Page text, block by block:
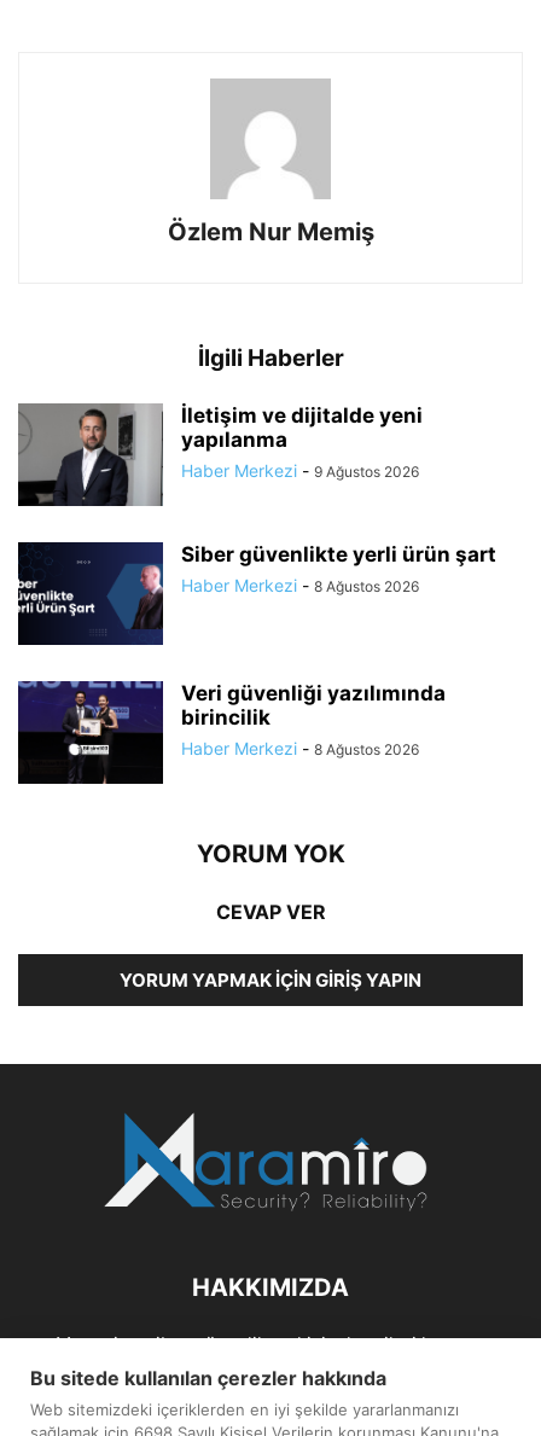
Özlem Nur Memiş
İlgili Haberler
İletişim ve dijitalde yeni
yapılanma
Haber Merkezi - 9 Ağustos 2026
Siber güvenlikte yerli ürün şart
Haber Merkezi - 8 Ağustos 2026
Veri güvenliği yazılımında
birincilik
Haber Merkezi - 8 Ağustos 2026
YORUM YOK
CEVAP VER
YORUM YAPMAK İÇIN GIRIŞ YAPIN
HAKKIMIZDA
Maramiro; siber güvenlik ve kişisel verileri koruma
alanlarıın sağlıklı büyümelerine odaklanarak bu sektörlerle
ilgili güncel haber ve analizler hazırlayıp yayınlayan bir
haber sitesidir.
Bu sitede kullanılan çerezler hakkında
Web sitemizdeki içeriklerden en iyi şekilde yararlanmanızı